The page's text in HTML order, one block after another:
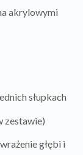
akrylowymi
słupkach
zestawie)
głębi i